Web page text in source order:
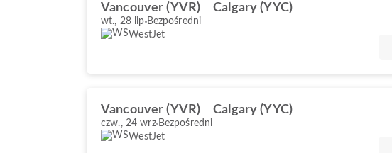
Vancouver (YVR) Calgary (YYC)
wt., 28 lip Bezpośredni
WestJet
Vancouver (YVR) Calgary (YYC)
czw., 24 wrz Bezpośredni
WestJet